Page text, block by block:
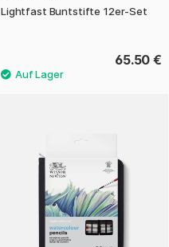
Lightfast Buntstifte 12er-Set
65.50 €